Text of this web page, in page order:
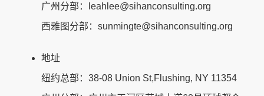
广州分部：leahlee@sihanconsulting.org
西雅图分部：sunmingte@sihanconsulting.org
地址
纽约总部：38-08 Union St,Flushing, NY 11354